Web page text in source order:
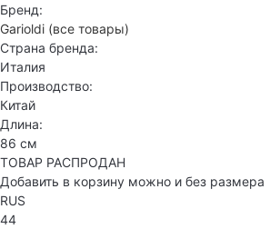
Бренд:
Garioldi (все товары)
Страна бренда:
Италия
Производство:
Китай
Длина:
86 см
ТОВАР РАСПРОДАН
Добавить в корзину можно и без размера
RUS
44